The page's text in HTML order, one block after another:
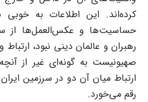
کرده‌اند. این اطلاعات به
حساسیت‌ها و عکس‌العمل‌ها از
رهبران و عالمان دینی نبود،
صهیونیست به گونه‌ای غیر از
ارتباط میان آن دو در سرزمین
رقم می‌خورد.